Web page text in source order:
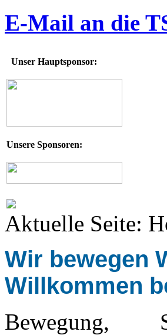
E-Mail an die
Unser Hauptsponsor:
Unsere Sponsoren:
Aktuelle Seite:
Wir bewegen
Willkommen